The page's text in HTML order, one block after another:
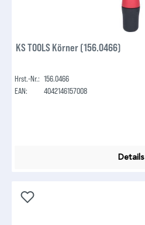
KS TOOLS Körner (156.0466)
Hrst.-Nr.: 156.0466
EAN:
4042146157008
Details